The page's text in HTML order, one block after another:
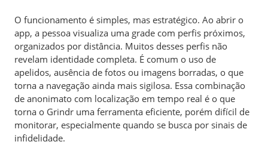
O funcionamento é simples, mas estratégico. Ao abrir o
app, a pessoa visualiza uma grade com perfis próximos,
organizados por distância. Muitos desses perfis não
revelam identidade completa. É comum o uso de
apelidos, ausência de fotos ou imagens borradas, o que
torna a navegação ainda mais sigilosa. Essa combinação
de anonimato com localização em tempo real é o que
torna o Grindr uma ferramenta eficiente, porém difícil de
monitorar, especialmente quando se busca por sinais de
infidelidade.